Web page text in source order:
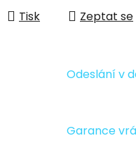
Tisk Zeptat se
Odeslání v
Garance